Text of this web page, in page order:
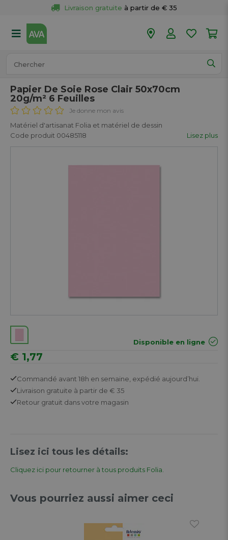
Livraison gratuite à partir de € 35
50 magasins
Papier De Soie Rose Clair 50x70cm
20g/m² 6 Feuilles
Je donne mon avis
Matériel d'artisanat Folia et matériel de dessin
Code produit 00485118
Lisez plus
Disponible en ligne
€ 1,77
Commandé avant 18h en semaine, expédié aujourd’hui.
Livraison gratuite à partir de € 35
Retour gratuit dans votre magasin
Lisez ici tous les détails:
Cliquez ici pour retourner à tous produits Folia.
Vous pourriez aussi aimer ceci